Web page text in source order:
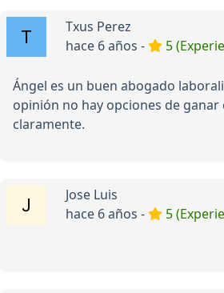
Txus Perez
hace 6 años -
5
Ángel es un buen abogado
opinión no hay opciones de ganar
claramente.
Jose Luis
hace 6 años -
5